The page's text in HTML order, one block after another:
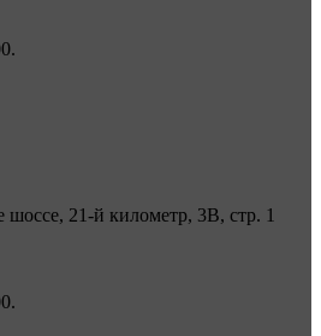
шоссе, 21-й километр, 3В, стр. 1